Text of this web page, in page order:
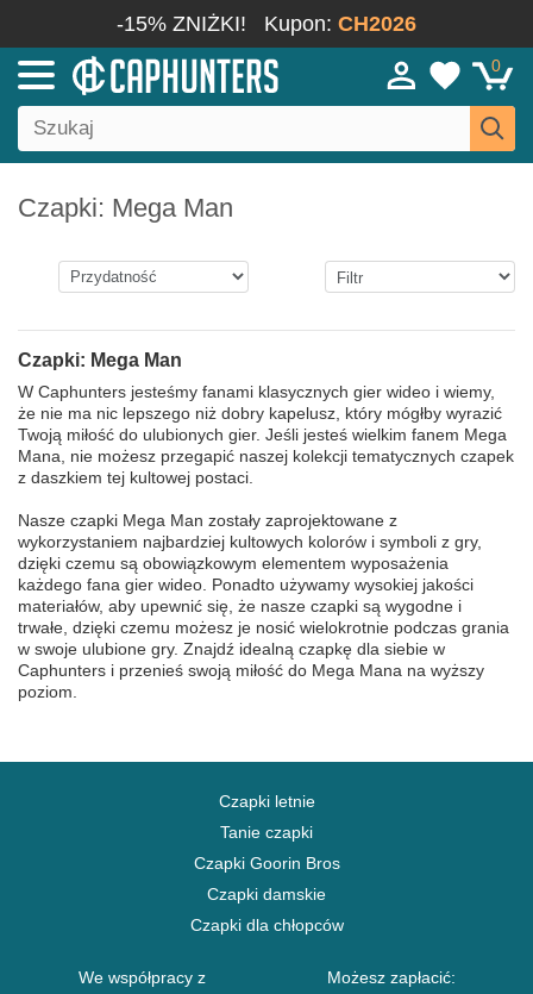
-15% ZNIŻKI! Kupon: CH2026
0
Czapki: Mega Man
Czapki: Mega Man
W Caphunters jesteśmy fanami klasycznych gier wideo i wiemy,
że nie ma nic lepszego niż dobry kapelusz, który mógłby wyrazić
Twoją miłość do ulubionych gier. Jeśli jesteś wielkim fanem Mega
Mana, nie możesz przegapić naszej kolekcji tematycznych czapek
z daszkiem tej kultowej postaci.
Nasze czapki Mega Man zostały zaprojektowane z
wykorzystaniem najbardziej kultowych kolorów i symboli z gry,
dzięki czemu są obowiązkowym elementem wyposażenia
każdego fana gier wideo. Ponadto używamy wysokiej jakości
materiałów, aby upewnić się, że nasze czapki są wygodne i
trwałe, dzięki czemu możesz je nosić wielokrotnie podczas grania
w swoje ulubione gry. Znajdź idealną czapkę dla siebie w
Caphunters i przenieś swoją miłość do Mega Mana na wyższy
poziom.
Czapki letnie
Tanie czapki
Czapki Goorin Bros
Czapki damskie
Czapki dla chłopców
We współpracy z
Możesz zapłacić: